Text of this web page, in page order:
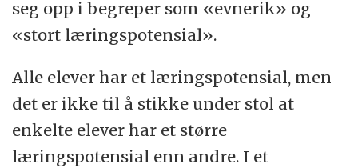
seg opp i begreper som «evnerik» og
«stort læringspotensial».
Alle elever har et læringspotensial, men
det er ikke til å stikke under stol at
enkelte elever har et større
læringspotensial enn andre. I et